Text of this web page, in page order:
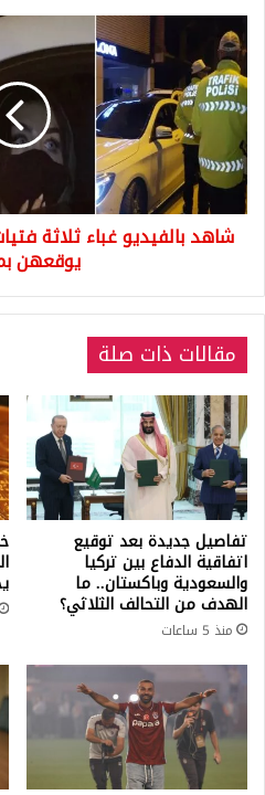
شاهد
بالفيديو
غباء
ثلاثة
فتيات
سوريات
في
ولاية
صقاريا
يوقعهن
شاهد بالفيديو غباء ثلاثة
يوقعهن
مقالات ذات صلة
تفاصيل جديدة بعد توقيع
اتفاقية الدفاع بين تركيا
والسعودية وباكستان.. ما
الهدف من التحالف الثلاثي؟
منذ 5 ساعات